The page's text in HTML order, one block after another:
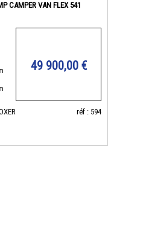
CAMPER VAN FLEX 541
49 900,00 €
réf : 594